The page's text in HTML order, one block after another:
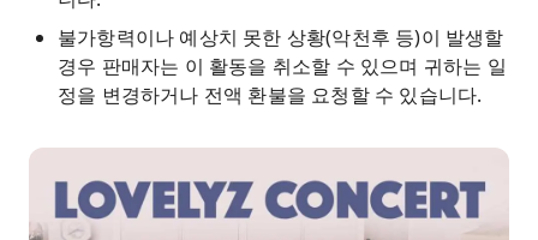
불가항력이나 예상치 못한 상황(악천후 등)이 발생할
경우 판매자는 이 활동을 취소할 수 있으며 귀하는 일
정을 변경하거나 전액 환불을 요청할 수 있습니다.